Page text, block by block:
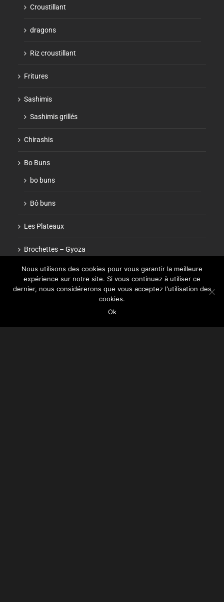
Croustillant
dragons
Riz croustillant
Fritures
Sashimis
Sashimis grillés
Chirashis
Bo Buns
bo buns
Bô buns
Les Plateaux
Brochettes – Gyoza
brochette
Accompagnements
Nous utilisons des cookies pour vous garantir la meilleure
expérience sur notre site. Si vous continuez à utiliser ce
dernier, nous considérerons que vous acceptez l'utilisation des
cookies.
Ok